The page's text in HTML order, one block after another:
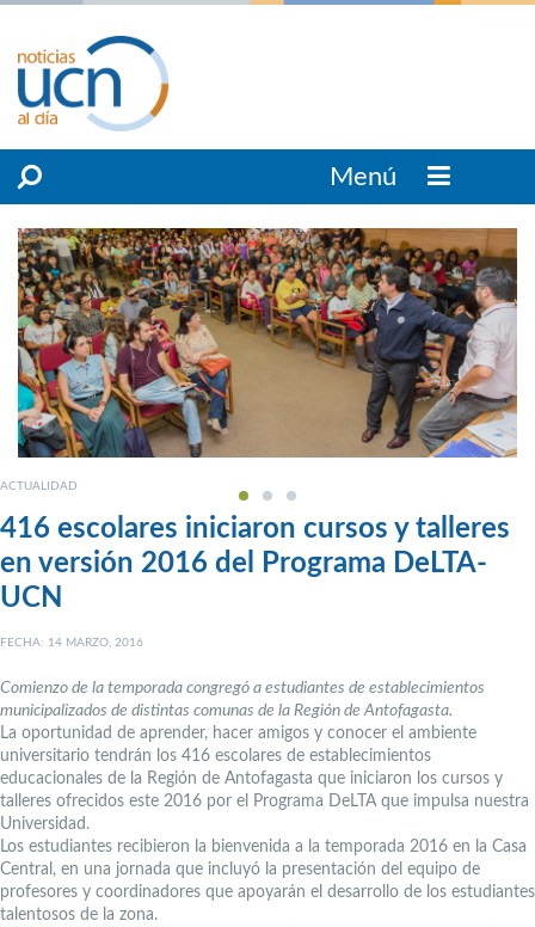
Menú
ACTUALIDAD
416 escolares iniciaron cursos y talleres
en versión 2016 del Programa DeLTA-
UCN
FECHA: 14 MARZO, 2016
Comienzo de la temporada congregó a estudiantes de establecimientos
municipalizados de distintas comunas de la Región de Antofagasta.
La oportunidad de aprender, hacer amigos y conocer el ambiente
universitario tendrán los 416 escolares de establecimientos
educacionales de la Región de Antofagasta que iniciaron los cursos y
talleres ofrecidos este 2016 por el Programa DeLTA que impulsa nuestra
Universidad.
Los estudiantes recibieron la bienvenida a la temporada 2016 en la Casa
Central, en una jornada que incluyó la presentación del equipo de
profesores y coordinadores que apoyarán el desarrollo de los estudiantes
talentosos de la zona.